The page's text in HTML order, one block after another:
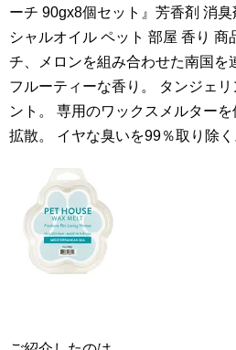
ーチ 90gx8個セット』芳香剤 消
シャルオイル ペット 部屋 香り 商
チ、メロンを組み合わせた南国を
フルーティーな香り。 タンジェ
ント。 専用のワックスメルター
拡散。 イヤな臭いを99％取り除